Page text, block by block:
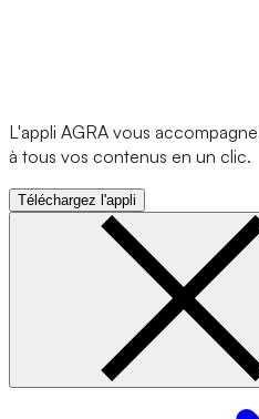
L'appli AGRA vous
à tous vos contenus en un clic.
Téléchargez l'appli